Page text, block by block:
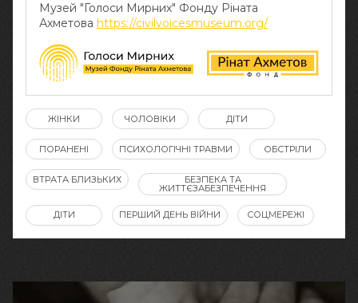
Музей "Голоси Мирних" Фонду Ріната
Ахметова https://civilvoicesmuseum.org/
ЖІНКИ ЧОЛОВІКИ ДІТИ
ПОРАНЕНІ ПСИХОЛОГІЧНІ ТРАВМИ ОБСТРІЛИ
ВТРАТА БЛИЗЬКИХ БЕЗПЕКА ТА
ЖИТТЄЗАБЕЗПЕЧЕННЯ
ДІТИ ПЕРШИЙ ДЕНЬ ВІЙНИ СОЦМЕРЕЖІ